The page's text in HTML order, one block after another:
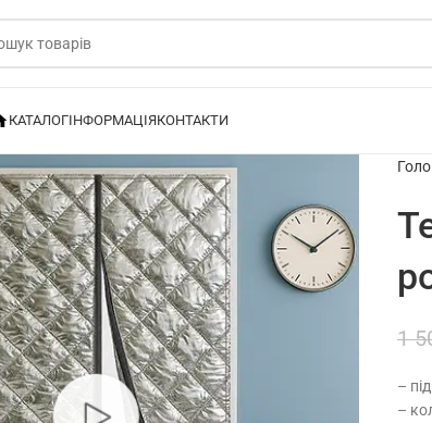
КАТАЛОГІНФОРМАЦІЯКОНТАКТИ
1
–
–